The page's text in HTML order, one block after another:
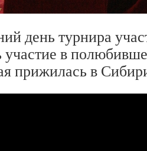
день турнира
участие в
прижилась в